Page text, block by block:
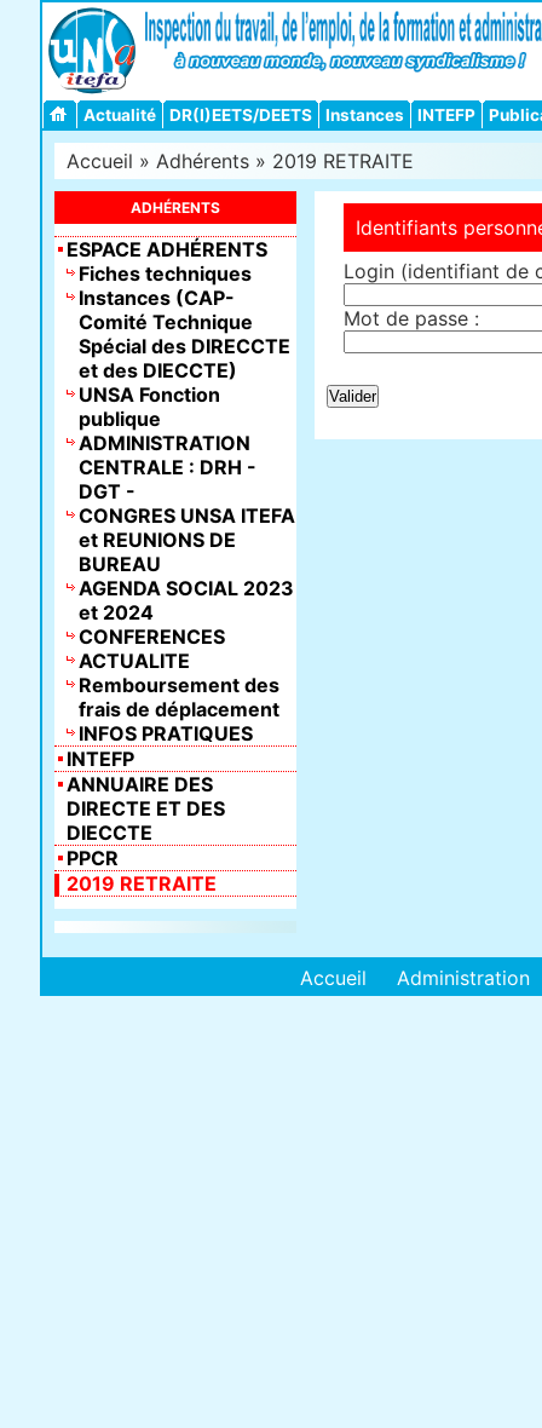
Actualité DR(I)EETS/DEETS Instances INTEFP
Accueil » Adhérents » 2019 RETRAITE
Identifiants
Login (identifiant de
Mot de passe :
ADHÉRENTS
ESPACE ADHÉRENTS
Fiches techniques
Instances (CAP-
Comité Technique
Spécial des DIRECCTE
et des DIECCTE)
UNSA Fonction
publique
ADMINISTRATION
CENTRALE : DRH -
DGT -
CONGRES UNSA ITEFA
et REUNIONS DE
BUREAU
AGENDA SOCIAL 2023
et 2024
CONFERENCES
ACTUALITE
Remboursement des
frais de déplacement
INFOS PRATIQUES
INTEFP
ANNUAIRE DES
DIRECTE ET DES
DIECCTE
PPCR
2019 RETRAITE
Accueil Administration